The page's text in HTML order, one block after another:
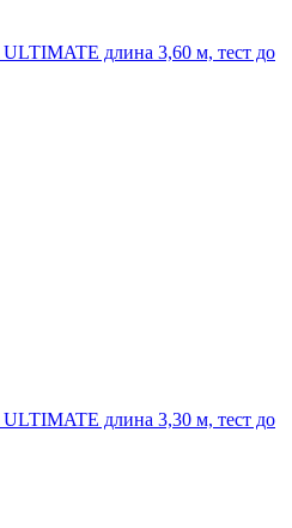
длина 3,60 м, тест до
длина 3,30 м, тест до